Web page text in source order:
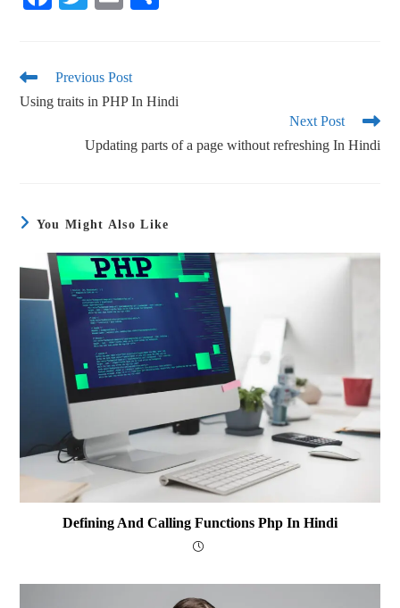
ok r
Previous Post
Using traits in PHP In Hindi
Next Post
Updating parts of a page without refreshing In Hindi
You Might Also Like
Defining And Calling Functions Php In Hindi